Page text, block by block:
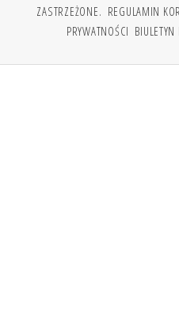
ZASTRZEŻONE. REGULAMIN
PRYWATNOŚCI